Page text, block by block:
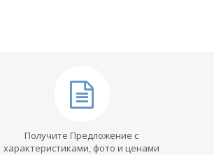
Получите Предложение с
характеристиками, фото и ценами